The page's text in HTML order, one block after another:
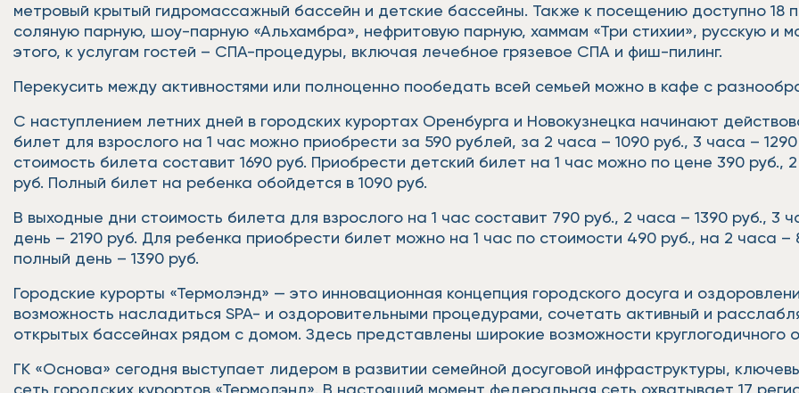
метровый крытый гидромассажный бассейн и детские бассейны. Также к посещению доступно 18
соляную парную, шоу-парную «Альхамбра», нефритовую парную, хаммам «Три стихии», русскую и
этого, к услугам гостей – СПА-процедуры, включая лечебное грязевое СПА и фиш-пилинг.
Перекусить между активностями или полноценно пообедать всей семьей можно в кафе с
С наступлением летних дней в городских курортах Оренбурга и Новокузнецка начинают
билет для взрослого на 1 час можно приобрести за 590 рублей, за 2 часа – 1090 руб., 3 часа –
стоимость билета составит 1690 руб. Приобрести детский билет на 1 час можно по цене 390
руб. Полный билет на ребенка обойдется в 1090 руб.
В выходные дни стоимость билета для взрослого на 1 час составит 790 руб., 2 часа – 1390 руб., 3
день – 2190 руб. Для ребенка приобрести билет можно на 1 час по стоимости 490 руб., на 2 часа –
полный день – 1390 руб.
Городские курорты «Термолэнд» — это инновационная концепция городского досуга и
возможность насладиться SPA- и оздоровительными процедурами, сочетать активный и
открытых бассейнах рядом с домом. Здесь представлены широкие возможности круглогодичного
ГК «Основа» сегодня выступает лидером в развитии семейной досуговой инфраструктуры,
сеть городских курортов «Термолэнд». В настоящий момент федеральная сеть охватывает 17